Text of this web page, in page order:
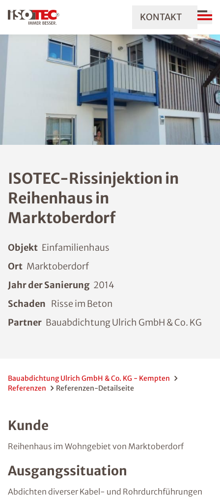
KONTAKT
ISOTEC-Rissinjektion in
Reihenhaus in
Marktoberdorf
Objekt Einfamilienhaus
Ort Marktoberdorf
Jahr der Sanierung 2014
Schaden Risse im Beton
Partner Bauabdichtung Ulrich GmbH & Co. KG
Bauabdichtung Ulrich GmbH & Co. KG - Kempten
Referenzen
Referenzen-Detailseite
Kunde
Reihenhaus im Wohngebiet von Marktoberdorf
Ausgangssituation
Abdichten diverser Kabel- und Rohrdurchführungen